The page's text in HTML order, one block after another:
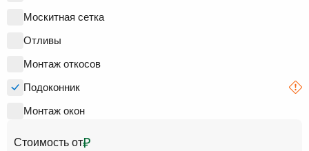
Москитная сетка
Отливы
Монтаж откосов
Подоконник
Монтаж окон
Стоимость от₽